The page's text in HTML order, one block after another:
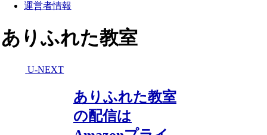
運営者情報
ありふれた教室
U-NEXT
ありふれた教室
の配信は